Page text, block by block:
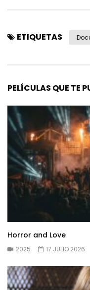
ETIQUETAS
PELÍCULAS QUE TE
Horror and Love
2025 17 JULIO 2026